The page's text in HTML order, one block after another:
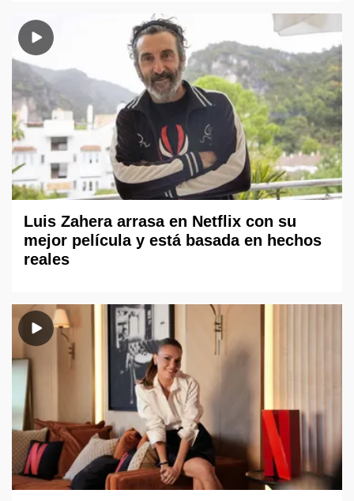
Luis Zahera arrasa en Netflix con su
mejor película y está basada en hechos
reales